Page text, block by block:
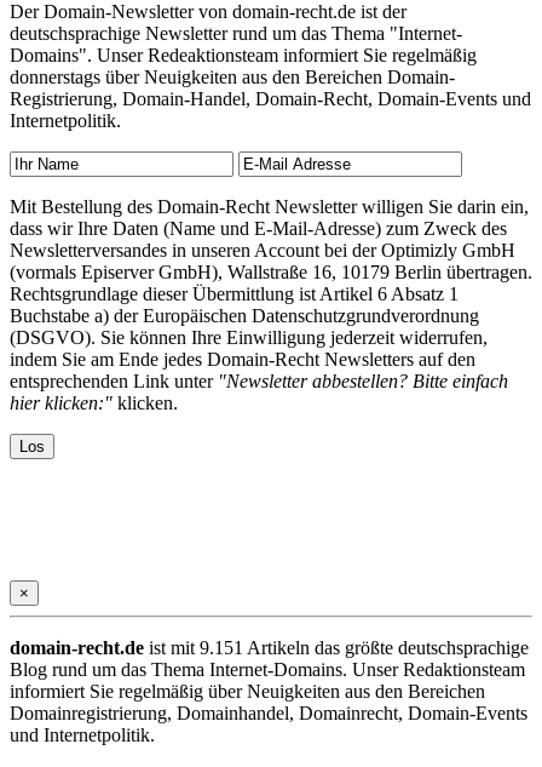
Der Domain-Newsletter von domain-recht.de ist der
deutschsprachige Newsletter rund um das Thema "Internet-
Domains". Unser Redeaktionsteam informiert Sie regelmäßig
donnerstags über Neuigkeiten aus den Bereichen Domain-
Registrierung, Domain-Handel, Domain-Recht, Domain-Events und
Internetpolitik.
Mit Bestellung des Domain-Recht Newsletter willigen Sie darin ein,
dass wir Ihre Daten (Name und E-Mail-Adresse) zum Zweck des
Newsletterversandes in unseren Account bei der Optimizly GmbH
(vormals Episerver GmbH), Wallstraße 16, 10179 Berlin übertragen.
Rechtsgrundlage dieser Übermittlung ist Artikel 6 Absatz 1
Buchstabe a) der Europäischen Datenschutzgrundverordnung
(DSGVO). Sie können Ihre Einwilligung jederzeit widerrufen,
indem Sie am Ende jedes Domain-Recht Newsletters auf den
entsprechenden Link unter "Newsletter abbestellen? Bitte einfach
hier klicken:" klicken.
×
domain-recht.de ist mit 9.151 Artikeln das größte deutschsprachige
Blog rund um das Thema Internet-Domains. Unser Redaktionsteam
informiert Sie regelmäßig über Neuigkeiten aus den Bereichen
Domainregistrierung, Domainhandel, Domainrecht, Domain-Events
und Internetpolitik.